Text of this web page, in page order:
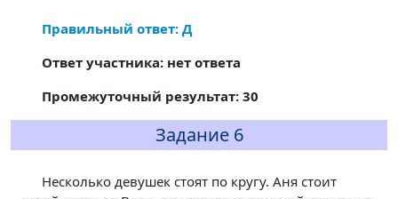
Правильный ответ: Д
Ответ участника: нет ответа
Промежуточный результат: 30
Задание 6
Несколько девушек стоят по кругу. Аня стоит